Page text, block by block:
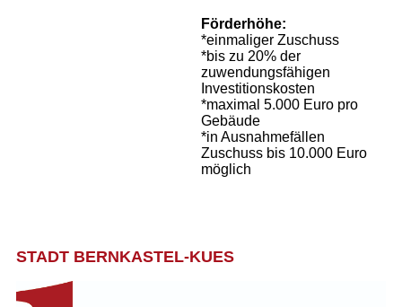
Förderhöhe:
*einmaliger Zuschuss
*bis zu 20% der
zuwendungsfähigen
Investitionskosten
*maximal 5.000 Euro pro
Gebäude
*in Ausnahmefällen
Zuschuss bis 10.000 Euro
möglich
STADT BERNKASTEL-KUES